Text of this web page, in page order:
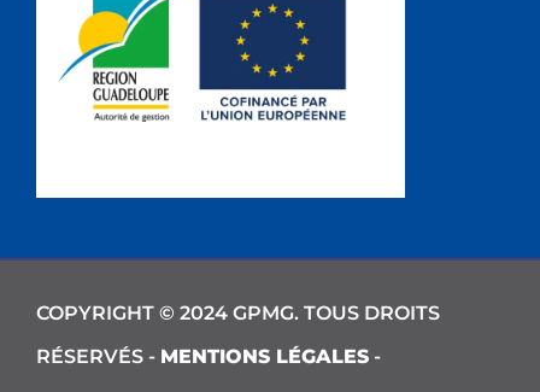
COPYRIGHT © 2024 GPMG. TOUS DROITS
RÉSERVÉS - MENTIONS LÉGALES -